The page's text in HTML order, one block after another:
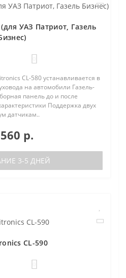
УАЗ Патриот, Газель
CL-580 устанавливается в
на автомобили Газель-
панель до и после
Поддержка двух
датчикам..
р.
3-5 ДНЕЙ
CL-590